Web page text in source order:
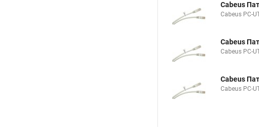
Cabeus
Cabeus PC-
Cabeus
Cabeus PC-
Cabeus
Cabeus PC-